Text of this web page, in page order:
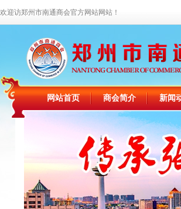
欢迎访郑州市南通商会官方网站网站！
网站首页 商会简介 新闻